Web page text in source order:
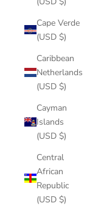
Cape Verde
(USD $)
Caribbean
Netherlands
(USD $)
Cayman
Islands
(USD $)
Central
African
Republic
(USD $)